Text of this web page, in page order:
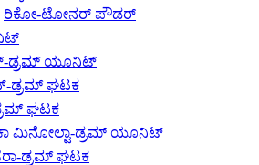
ರಿಕೋ-ಟೋನರ್ ಪೌಡರ್
ಡ್ರಮ್ ಯೂನಿಟ್
ಡ್ರಮ್ ಘಟಕ
ಘಟಕ
ಮಿನೋಲ್ಟಾ-ಡ್ರಮ್ ಯೂನಿಟ್
ಡ್ರಮ್ ಘಟಕ